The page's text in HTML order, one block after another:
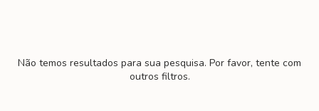
Não temos resultados para sua pesquisa. Por favor, tente com
outros filtros.